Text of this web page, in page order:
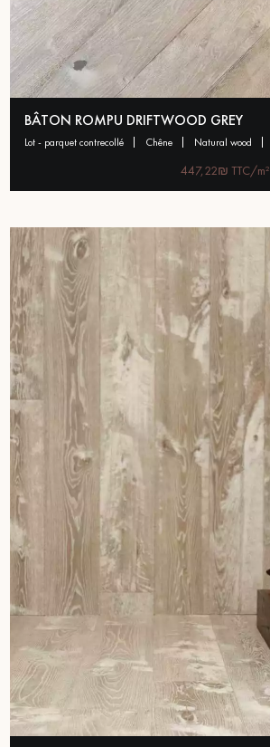
BÂTON ROMPU DRIFTWOOD GREY
lot - parquet contrecollé chêne natural wood
447,22₪ TTC/m²